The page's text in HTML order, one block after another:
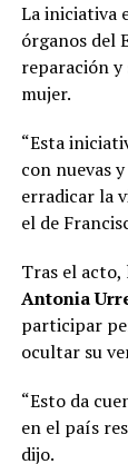
La iniciativa
órganos del
reparación y
mujer.
“Esta
con nuevas
erradicar la
el de
Tras el acto,
Antonia
participar
ocultar su
“Esto da
en el país
dijo.